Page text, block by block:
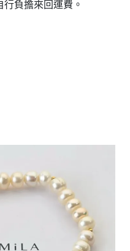
負擔來回運費。